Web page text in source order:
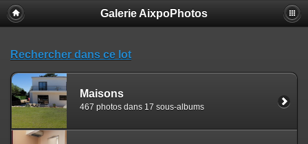
Galerie AixpoPhotos
Rechercher dans ce lot
Maisons
467 photos dans 17 sous-albums